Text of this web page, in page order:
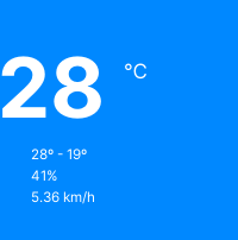
28 ℃
28º - 19º
41%
5.36 km/h